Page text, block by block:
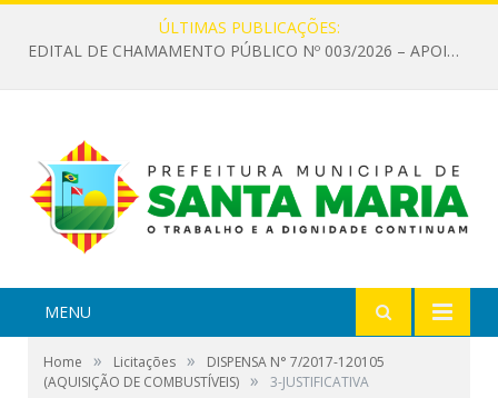
ÚLTIMAS PUBLICAÇÕES:
EDITAL DE CHAMAMENTO PÚBLICO Nº 003/2026 – APOIO À INFRAESTRUTURA CULTURAL
MENU
Home » Licitações »
DISPENSA N° 7/2017-120105
(AQUISIÇÃO DE COMBUSTÍVEIS) » 3-JUSTIFICATIVA